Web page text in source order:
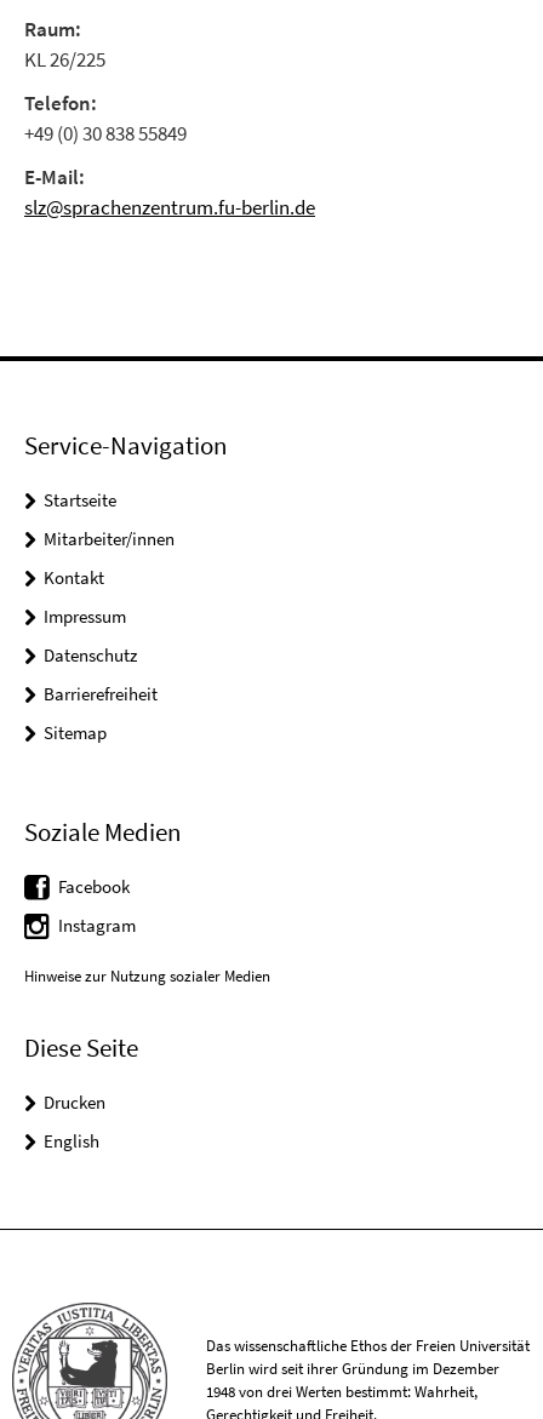
Raum:
KL 26/225
Telefon:
+49 (0) 30 838 55849
E-Mail:
slz@sprachenzentrum.fu-berlin.de
Service-Navigation
Startseite
Mitarbeiter/innen
Kontakt
Impressum
Datenschutz
Barrierefreiheit
Sitemap
Soziale Medien
Facebook
Instagram
Hinweise zur Nutzung sozialer Medien
Diese Seite
Drucken
English
Das wissenschaftliche Ethos der Freien Universität
Berlin wird seit ihrer Gründung im Dezember
1948 von drei Werten bestimmt: Wahrheit,